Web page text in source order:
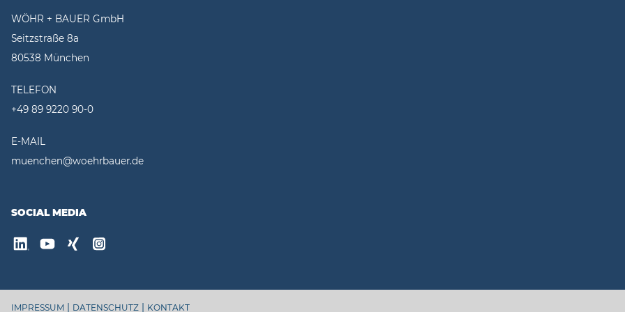
SOCIAL MEDIA
WÖHR + BAUER GmbH
Seitzstraße 8a
80538 München
TELEFON
+49 89 9220 90-0
E-MAIL
muenchen@woehrbauer.de
IMPRESSUM DATENSCHUTZ KONTAKT